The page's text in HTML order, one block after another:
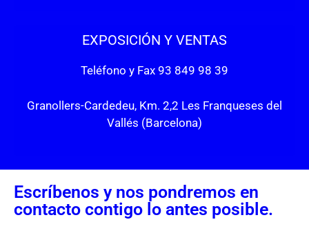
EXPOSICIÓN Y VENTAS
Teléfono y Fax 93 849 98 39
Granollers-Cardedeu, Km. 2,2 Les Franqueses del
Vallés (Barcelona)
Escríbenos y nos pondremos en
contacto contigo lo antes posible.